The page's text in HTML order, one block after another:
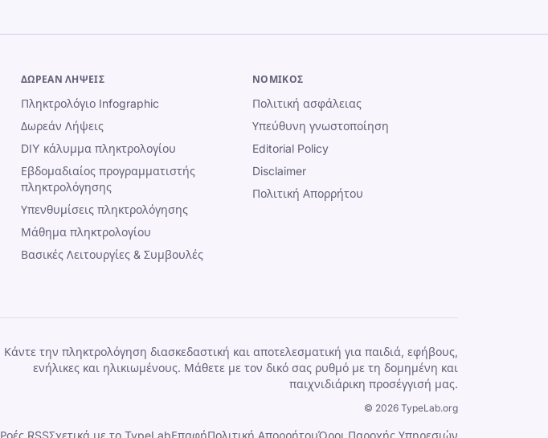
ΔΩΡΕΆΝ ΛΉΨΕΙΣ
Πληκτρολόγιο Infographic
Δωρεάν Λήψεις
DIY κάλυμμα πληκτρολογίου
Εβδομαδιαίος προγραμματιστής
πληκτρολόγησης
Υπενθυμίσεις πληκτρολόγησης
Μάθημα πληκτρολογίου
Βασικές Λειτουργίες & Συμβουλές
ΝΟΜΙΚΌΣ
Πολιτική ασφάλειας
Υπεύθυνη γνωστοποίηση
Editorial Policy
Disclaimer
Πολιτική Απορρήτου
Κάντε την πληκτρολόγηση διασκεδαστική και αποτελεσματική για παιδιά, εφήβους,
ενήλικες και ηλικιωμένους. Μάθετε με τον δικό σας ρυθμό με τη δομημένη και
παιχνιδιάρικη προσέγγισή μας.
© 2026 TypeLab.org
Ροές RSSΣχετικά με το TypeLabΕπαφήΠολιτική ΑπορρήτουΌροι Παροχής Υπηρεσιών